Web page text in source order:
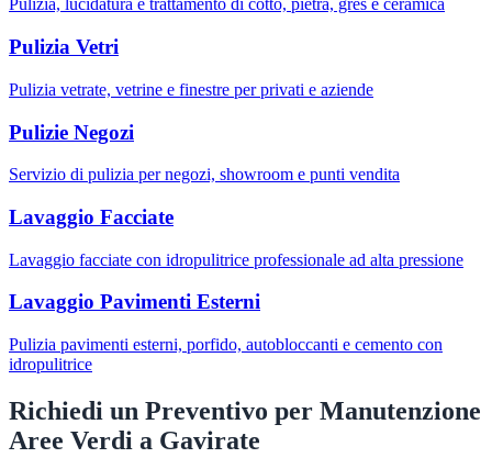
Pulizia, lucidatura e trattamento di cotto, pietra, gres e ceramica
Pulizia Vetri
Pulizia vetrate, vetrine e finestre per privati e aziende
Pulizie Negozi
Servizio di pulizia per negozi, showroom e punti vendita
Lavaggio Facciate
Lavaggio facciate con idropulitrice professionale ad alta pressione
Lavaggio Pavimenti Esterni
Pulizia pavimenti esterni, porfido, autobloccanti e cemento con
idropulitrice
Richiedi un Preventivo per Manutenzione
Aree Verdi a Gavirate